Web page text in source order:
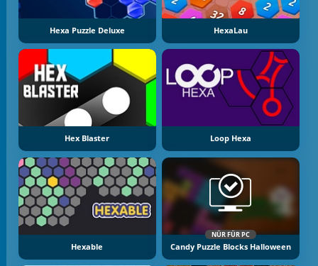
Hexa Puzzle Deluxe HexaLau
Hex Blaster Loop Hexa
Hexable
NÜR FÜR PC
Candy Puzzle Blocks Halloween